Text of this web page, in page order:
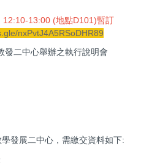
13:00 (地點D101)暫訂
nxPvtJ4A5RSoDHR89
二中心舉辦之執行說明會
發展二中心，需繳交資料如下: